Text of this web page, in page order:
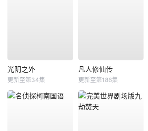
光阴之外
更新至第34集
凡人修仙传
更新至第186集